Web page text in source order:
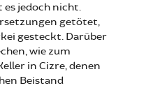
es jedoch nicht.
getötet,
gesteckt. Darüber
wie zum
in Cizre, denen
Beistand